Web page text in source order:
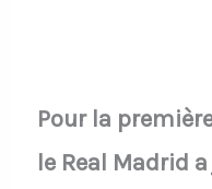
Pour la
le Real Madrid